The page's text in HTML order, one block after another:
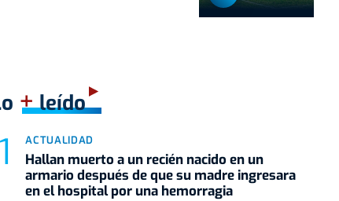
+leído
ACTUALIDAD
Hallan muerto a un recién nacido en un
armario después de que su madre ingresara
en el hospital por una hemorragia